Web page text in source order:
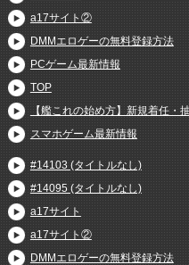
a17サイト②
DMMエロゲーの無料登録方法
PCゲーム最新情報
TOP
【艦これの始め方】新規着任・
スマホゲーム最新情報
#14103 (タイトルなし)
#14095 (タイトルなし)
a17サイト
a17サイト②
DMMエロゲーの無料登録方法